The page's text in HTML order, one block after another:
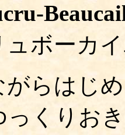
ュボーカ
がらはじ
っくりお